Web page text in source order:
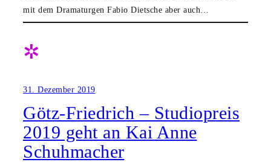
mit dem Dramaturgen Fabio Dietsche aber auch…
✲
31. Dezember 2019
Götz-Friedrich – Studiopreis
2019 geht an Kai Anne
Schuhmacher